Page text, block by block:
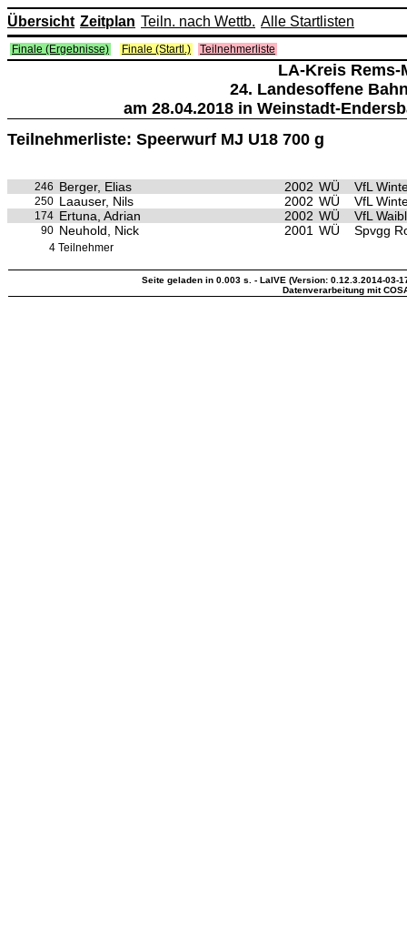
Übersicht Zeitplan Teiln. nach Wettb. Alle Startlisten
Finale (Ergebnisse) Finale (Startl.) Teilnehmerliste
LA-Kreis Rems-
24. Landesoffene
am 28.04.2018 in Weinstadt-
Teilnehmerliste: Speerwurf MJ U18 700 g
246 Berger, Elias 2002 WÜ VfL
250 Laauser, Nils 2002 WÜ VfL
174 Ertuna, Adrian 2002 WÜ VfL
90 Neuhold, Nick 2001 WÜ Spvgg
4 Teilnehmer
Seite geladen in 0.003 s. - LaIVE (Version: 0.12.3.2014-03-
Datenverarbeitung mit